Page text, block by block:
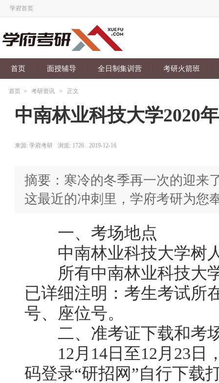
学府首页
首页 面授辅导 全日制集训营 考研火箭班
首页 > 考研资讯 > 正文
中南林业科技大学2020
来源: 学府考研 浏览: 1726 2019-12-16
摘要：寒冷的冬季再一次的迎来
这最近的冲刺里，学府考研为您
一、考场地点
中南林业科技大学树
所有中南林业科技大学
已详细注明：考生考试所
号、座位号。
二、准考证下载和考
12月14日至12月23日
码登录“研招网”自行下载